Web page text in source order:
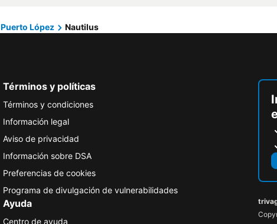
Puerto López Nautilus
Términos y políticas
Términos y condiciones
Información legal
Aviso de privacidad
Información sobre DSA
Preferencias de cookies
Programa de divulgación de vulnerabilidades
Ayuda
Centro de ayuda